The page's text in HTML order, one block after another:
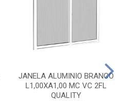
JANELA ALUMINIO BRANCO
L1,00XA1,00 MC VC 2FL
QUALITY